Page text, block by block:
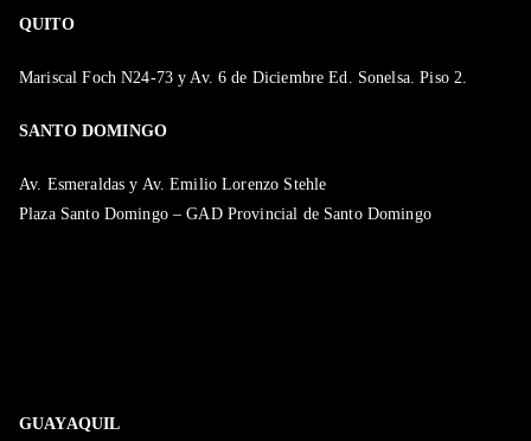
QUITO
Mariscal Foch N24-73 y Av. 6 de Diciembre Ed. Sonelsa. Piso 2.
SANTO DOMINGO
Av. Esmeraldas y Av. Emilio Lorenzo Stehle
Plaza Santo Domingo – GAD Provincial de Santo Domingo
GUAYAQUIL